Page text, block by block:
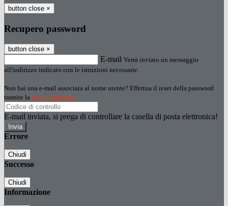
button close ×
Recupero password
button close ×
E-mail Verrà inviato un messaggio
all'indirizzo indicato con le istruzioni necessarie.
Non hai una e-mail associata al nome utente? Effettua il reset della password
tramite la Login Spaggiari
E-mail inviata, si prega di controllare la casella di posta elettronica!
Errore
Chiudi
Successo
Chiudi
Informazione